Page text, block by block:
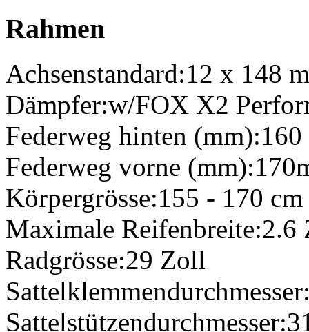
Rahmen
Achsenstandard:12 x 148
Dämpfer:w/FOX X2
Federweg hinten (mm):
Federweg vorne (mm):
Körpergrösse:155 - 170 cm
Maximale Reifenbreite:2.6
Radgrösse:29 Zoll
Sattelstützendurchmesser: